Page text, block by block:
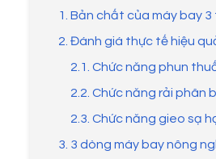
1. Bản chất của máy bay
2. Đánh giá thực tế hiệu
2.1. Chức năng phun
2.2. Chức năng rải phân
2.3. Chức năng gieo sạ
3. 3 dòng máy bay nông